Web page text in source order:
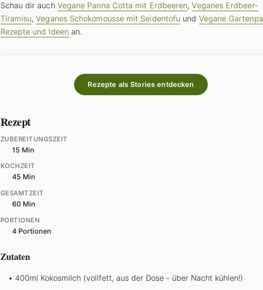
Schau dir auch Vegane Panna Cotta mit Erdbeeren,Veganes Erdbeer-
Tiramisu,Veganes Schokomousse mit Seidentofu und Vegane
Rezepte und Ideen an.
Rezepte als Stories entdecken
Rezept
ZUBEREITUNGSZEIT
15 Min
KOCHZEIT
45 Min
GESAMTZEIT
60 Min
PORTIONEN
4 Portionen
Zutaten
400ml Kokosmilch (vollfett, aus der Dose - über Nacht kühlen!)